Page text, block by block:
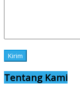
Tentang Kami